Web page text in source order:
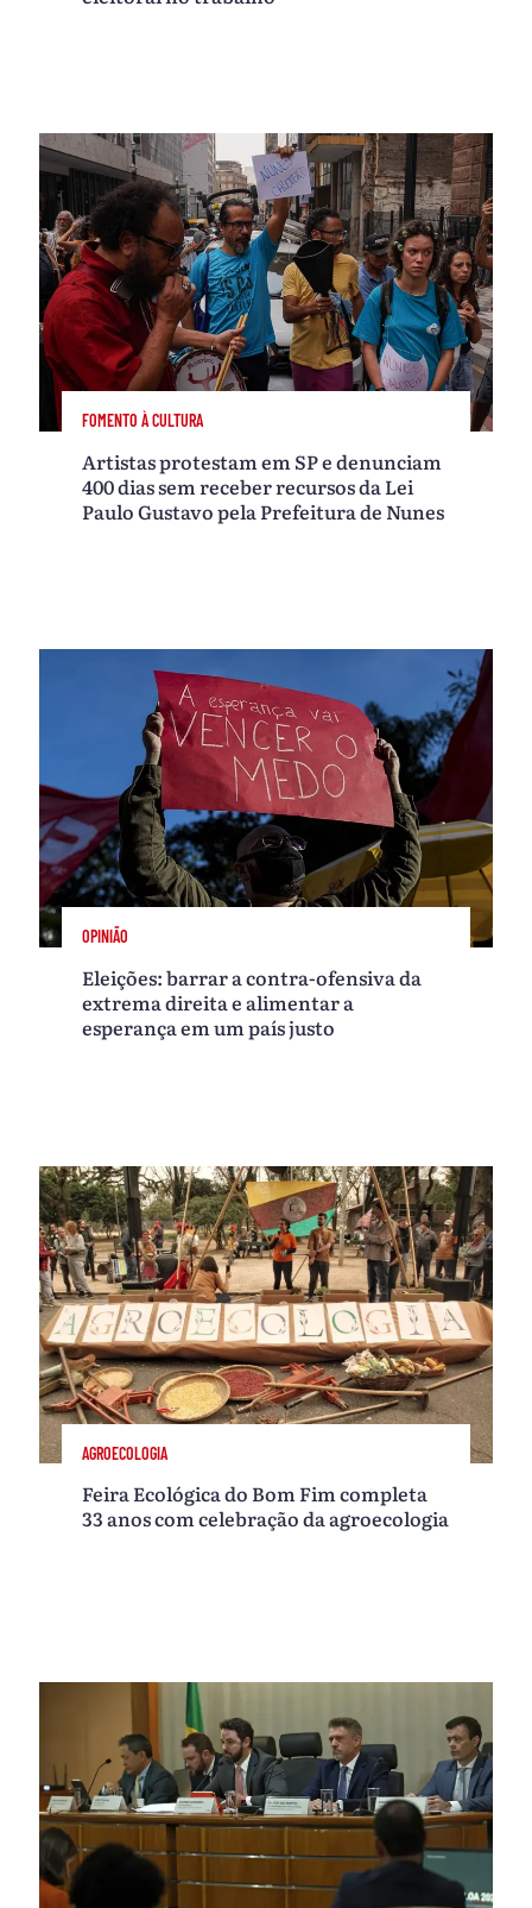
FOMENTO À CULTURA
Artistas protestam em SP e denunciam
400 dias sem receber recursos da Lei
Paulo Gustavo pela Prefeitura de Nunes
OPINIÃO
Eleições: barrar a contra-ofensiva da
extrema direita e alimentar a
esperança em um país justo
AGROECOLOGIA
Feira Ecológica do Bom Fim completa
33 anos com celebração da agroecologia